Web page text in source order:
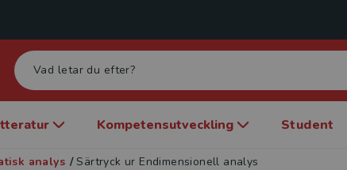
Kompetensutveckling Student
analys / Särtryck ur Endimensionell analys